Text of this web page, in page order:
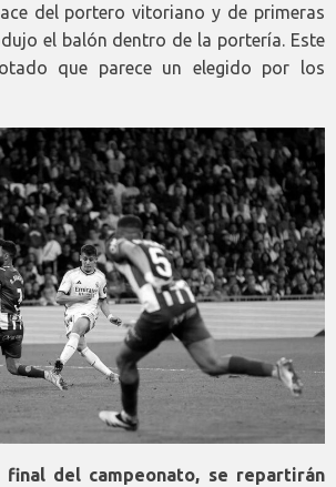
del portero vitoriano y de primeras
el balón dentro de la portería. Este
que parece un elegido por los
del campeonato, se repartirán